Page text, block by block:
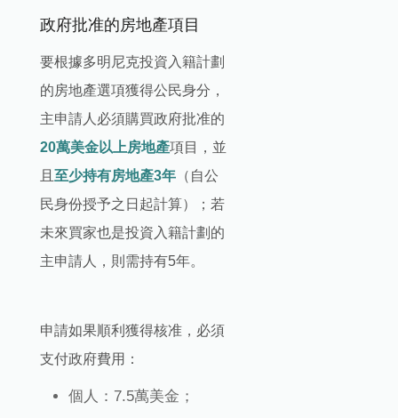
政府批准的房地產項目
要根據多明尼克投資入籍計劃
的房地產選項獲得公民身分，
主申請人必須購買政府批准的
20萬美金以上房地產項目，並
且 至少持有房地產3年（自公
民身份授予之日起計算）；若
未來買家也是投資入籍計劃的
主申請人，則需持有5年。
申請如果順利獲得核准，必須
支付政府費用：
個人：7.5萬美金；